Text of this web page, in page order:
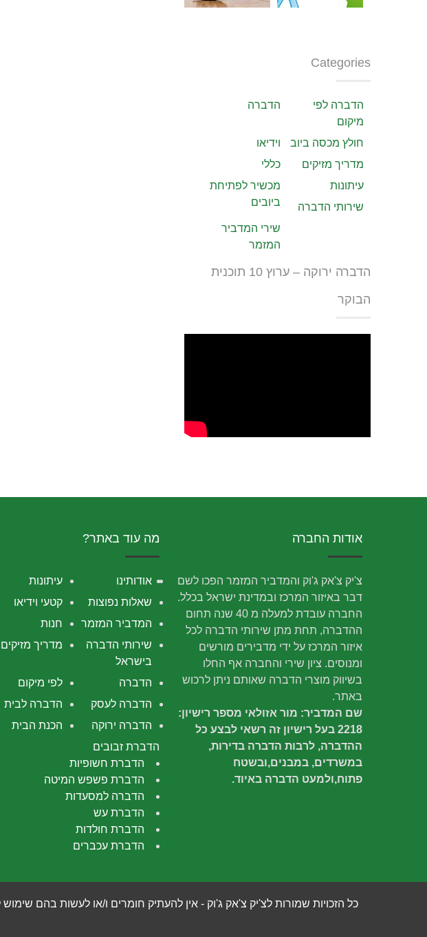
Categories
הדברה
הדברה לפי
מיקום
וידיאו
חולץ מכסה ביוב
כללי
מדריך מזיקים
מכשיר לפתיחת
ביובים
עיתונות
שירותי הדברה
שירי המדביר
המזמר
הדברה ירוקה – ערוץ 10 תוכנית
הבוקר
אודות החברה
צ'יק צ'אק ג'וק והמדביר המזמר הפכו לשם
דבר באיזור המרכז ובמדינת ישראל בכלל.
החברה עובדת למעלה מ 40 שנה תחום
ההדברה, תחת מתן שירותי הדברה לכל
איזור המרכז על ידי מדבירים מורשים
ומנוסים. ציון שירי והחברה אף החלו
בשיווק מוצרי הדברה שאותם ניתן לרכוש
באתר.
שם המדביר: מור אזולאי מספר רישיון:
2218 בעל רישיון זה רשאי לבצע כל
ההדברה, לרבות הדברה בדירות,
במשרדים, במבנים,ובשטח
פתוח,ולמעט הדברה באיוד.
מה עוד באתר?
עיתונות
אודותינו
קטעי וידיאו
שאלות נפוצות
חנות
המדביר המזמר
מדריך מזיקים
שירותי הדברה
בישראל
לפי מיקום
הדברה
הדברה לבית
הדברה לעסק
הכנת הבית
הדברה ירוקה
הדברת זבובים
הדברת חשופיות
הדברת פשפש המיטה
הדברה למסעדות
הדברת עש
הדברת חולדות
הדברת עכברים
כל הזכויות שמורות לצ'יק צ'אק ג'וק - אין להעתיק חומרים ו/או לעשות בהם